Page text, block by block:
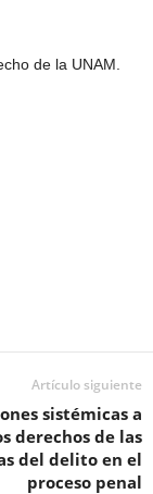
de la UNAM.
Artículo siguiente
sistémicas a
derechos de las
del delito en el
proceso penal